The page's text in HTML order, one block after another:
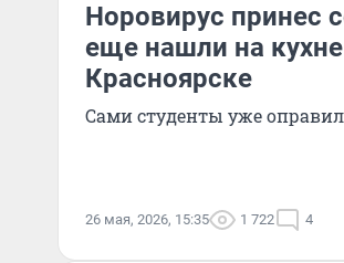
Норовирус принес
еще нашли на кухне
Красноярске
Сами студенты уже
26 мая, 2026, 15:35 1 722 4